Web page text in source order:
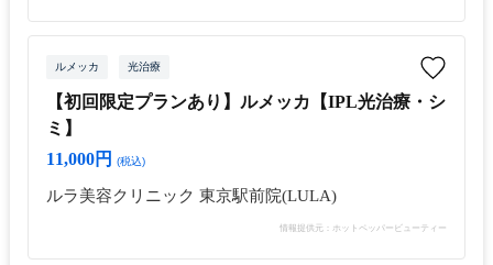
ルメッカ 光治療
【初回限定プランあり】ルメッカ【IPL光治療・シ
ミ】
11,000円
(税込)
ルラ美容クリニック 東京駅前院(LULA)
情報提供元：ホットペッパービューティー